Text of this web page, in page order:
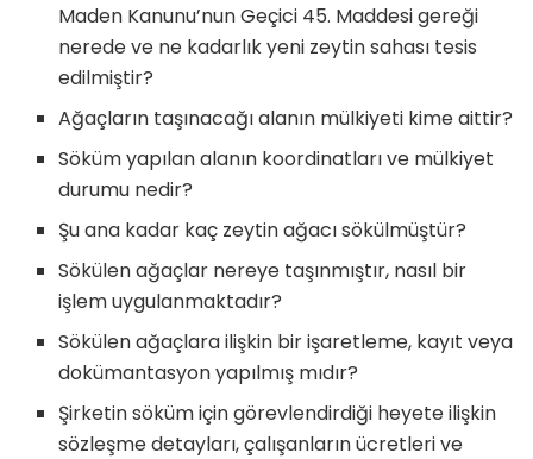
Maden Kanunu’nun Geçici 45. Maddesi gereği
nerede ve ne kadarlık yeni zeytin sahası tesis
edilmiştir?
Ağaçların taşınacağı alanın mülkiyeti kime aittir?
Söküm yapılan alanın koordinatları ve mülkiyet
durumu nedir?
Şu ana kadar kaç zeytin ağacı sökülmüştür?
Sökülen ağaçlar nereye taşınmıştır, nasıl bir
işlem uygulanmaktadır?
Sökülen ağaçlara ilişkin bir işaretleme, kayıt veya
dokümantasyon yapılmış mıdır?
Şirketin söküm için görevlendirdiği heyete ilişkin
sözleşme detayları, çalışanların ücretleri ve